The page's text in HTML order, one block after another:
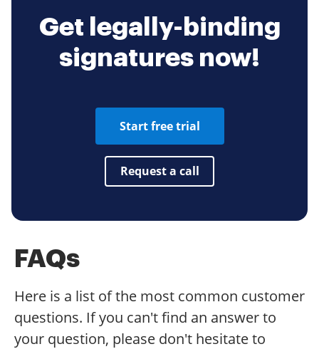
Get legally-binding
signatures now!
Start free trial
Request a call
FAQs
Here is a list of the most common customer
questions. If you can't find an answer to
your question, please don't hesitate to